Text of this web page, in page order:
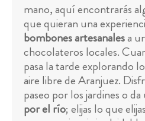
mano, aquí encontrarás
que quieran una
bombones artesanalesa
chocolateros locales.
pasa la tarde explorando
aire libre de Aranjuez.
paseo por los jardines o da
por el río; elijas lo que